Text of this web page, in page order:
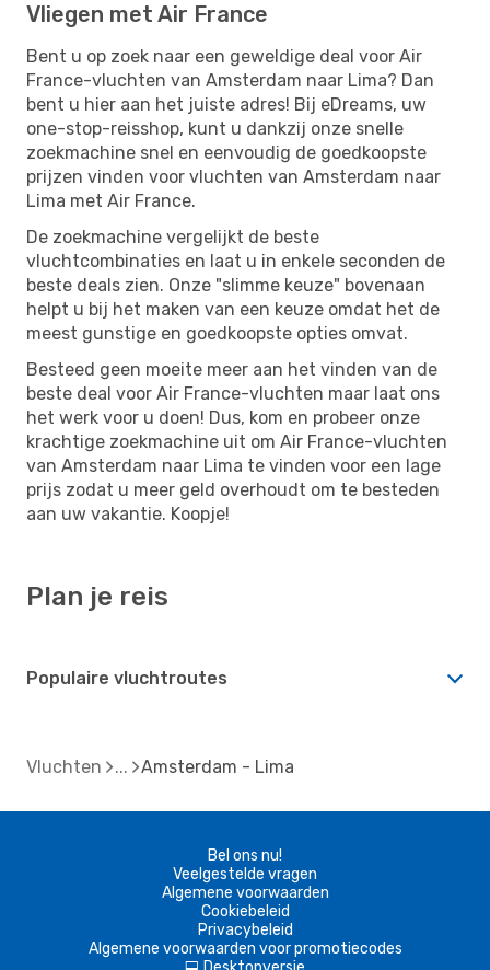
Vliegen met Air France
Bent u op zoek naar een geweldige deal voor Air
France-vluchten van Amsterdam naar Lima? Dan
bent u hier aan het juiste adres! Bij eDreams, uw
one-stop-reisshop, kunt u dankzij onze snelle
zoekmachine snel en eenvoudig de goedkoopste
prijzen vinden voor vluchten van Amsterdam naar
Lima met Air France.
De zoekmachine vergelijkt de beste
vluchtcombinaties en laat u in enkele seconden de
beste deals zien. Onze "slimme keuze" bovenaan
helpt u bij het maken van een keuze omdat het de
meest gunstige en goedkoopste opties omvat.
Besteed geen moeite meer aan het vinden van de
beste deal voor Air France-vluchten maar laat ons
het werk voor u doen! Dus, kom en probeer onze
krachtige zoekmachine uit om Air France-vluchten
van Amsterdam naar Lima te vinden voor een lage
prijs zodat u meer geld overhoudt om te besteden
aan uw vakantie. Koopje!
Plan je reis
Populaire vluchtroutes
Vluchten Amsterdam - Lima
Bel ons nu!
Veelgestelde vragen
Algemene voorwaarden
Cookiebeleid
Privacybeleid
Algemene voorwaarden voor promotiecodes